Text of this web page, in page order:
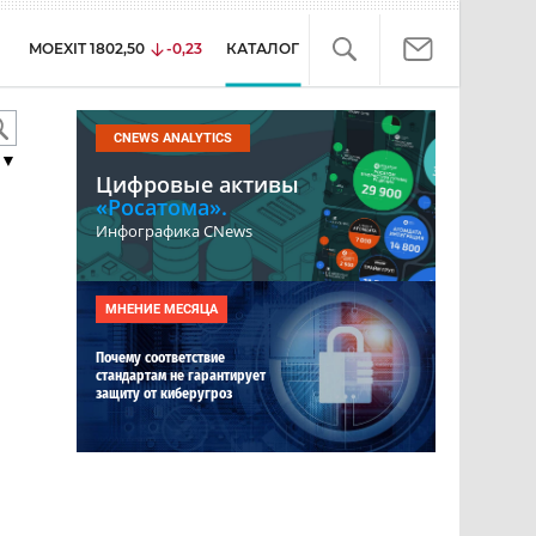
MOEXIT 1802,50 -0,23 КАТАЛОГ
CNEWS ANALYTICS
Цифровые активы
«Росатома».
Инфографика CNews
МНЕНИЕ МЕСЯЦА
Почему соответствие
стандартам не гарантирует
защиту от киберугроз